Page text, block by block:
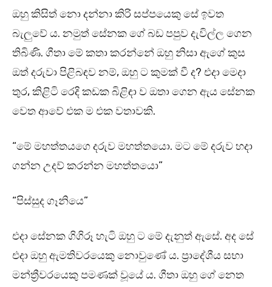
ඔහු කිසිත් නො දන්නා කිරි සප්පයෙකු සේ ඉවත
බැලුවේ ය. නමුත් සේනක ගේ බඩ පපුව දැවිල්ල ගෙන
තිබිණි. ගීතා මේ කතා කරන්නේ ඔහු නිසා ඇගේ කුස
ඔත් දරුවා පිළිබඳව නම්, ඔහු ට කුමක් වී ද? එදා මෙදා
තුර, කිළිටි රෙදි කඩක බිළිඳා ව ඔතා ගෙන ඇය සේනක
වෙත ආවේ එක ම එක වතාවකි.
“මේ මහත්තයගෙ දරුව මහත්තයො. මට මේ දරුව හදා
ගන්න උදව් කරන්න මහත්තයො”
“පිස්සුද ගෑනියෙ”
එදා සේනක ගිගිරූ හැටි ඔහු ට මේ දැනුත් ඇසේ. අද සේ
එදා ඔහු ඇමතිවරයෙකු නොවුණේ ය. ප්‍රාදේශීය සභා
මන්ත්‍රීවරයෙකු පමණක් වූයේ ය. ගීතා ඔහු ගේ නෙත